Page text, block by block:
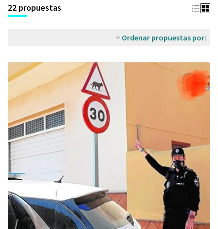
22 propuestas
Ordenar propuestas por: